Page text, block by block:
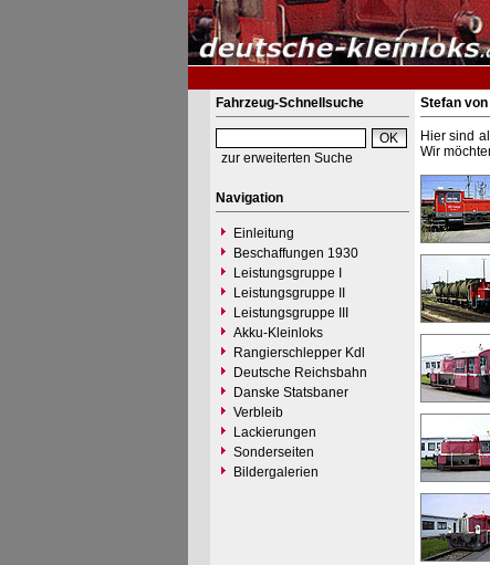
Fahrzeug-Schnellsuche
zur erweiterten Suche
Navigation
Einleitung
Beschaffungen 1930
Leistungsgruppe I
Leistungsgruppe II
Leistungsgruppe III
Akku-Kleinloks
Rangierschlepper Kdl
Deutsche Reichsbahn
Danske Statsbaner
Verbleib
Lackierungen
Sonderseiten
Bildergalerien
Stefan
Hier sind
Wir